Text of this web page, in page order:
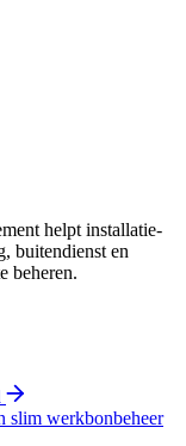
helpt installatie-
buitendienst en
beheren.
slim werkbonbeheer